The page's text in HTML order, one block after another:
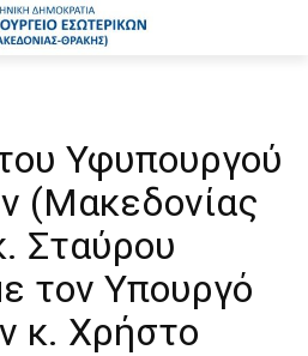
Υφυπουργού
(Μακεδονίας
Σταύρου
τον Υπουργό
κ. Χρήστο